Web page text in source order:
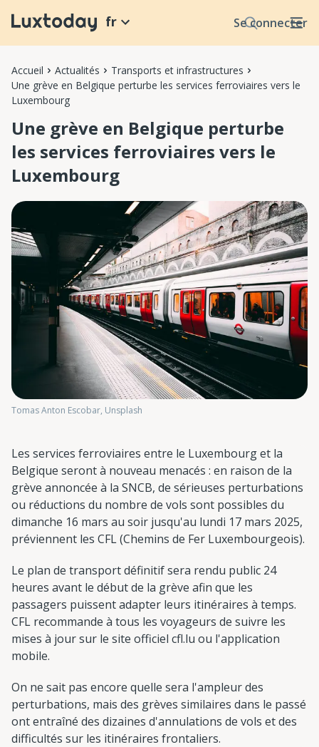
Se connecter
fr
Accueil Actualités
Transports et infrastructures
Une grève en Belgique perturbe les services ferroviaires vers le
Luxembourg
Une grève en Belgique perturbe
les services ferroviaires vers le
Luxembourg
Tomas Anton Escobar, Unsplash
Les services ferroviaires entre le Luxembourg et la
Belgique seront à nouveau menacés : en raison de la
grève annoncée à la SNCB, de sérieuses perturbations
ou réductions du nombre de vols sont possibles du
dimanche 16 mars au soir jusqu'au lundi 17 mars 2025,
préviennent les CFL (Chemins de Fer Luxembourgeois).
Le plan de transport définitif sera rendu public 24
heures avant le début de la grève afin que les
passagers puissent adapter leurs itinéraires à temps.
CFL recommande à tous les voyageurs de suivre les
mises à jour sur le site officiel cfl.lu ou l'application
mobile.
On ne sait pas encore quelle sera l'ampleur des
perturbations, mais des grèves similaires dans le passé
ont entraîné des dizaines d'annulations de vols et des
difficultés sur les itinéraires frontaliers.